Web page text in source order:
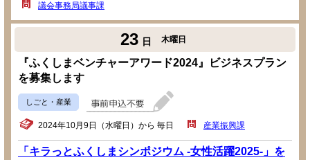
議会事務局議事課
23 日 木曜日
『ふくしまベンチャーアワード2024』ビジネスプラン
を募集します
しごと・産業
2024年10月9日（水曜日）から 毎日 産業振興課
「キラっとふくしまシンポジウム -女性活躍2025-」を